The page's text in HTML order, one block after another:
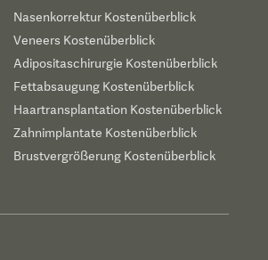
Nasenkorrektur Kostenüberblick
Veneers Kostenüberblick
Adipositaschirurgie Kostenüberblick
Fettabsaugung Kostenüberblick
Haartransplantation Kostenüberblick
Zahnimplantate Kostenüberblick
Brustvergrößerung Kostenüberblick